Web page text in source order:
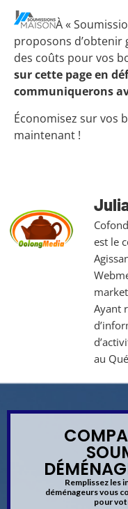
À «
proposons
des coûts pour vos
sur cette page en
communiquerons
Économisez sur vos
maintenant !
est le
Ayant
au
Remplissez les
déménageurs vous
pour